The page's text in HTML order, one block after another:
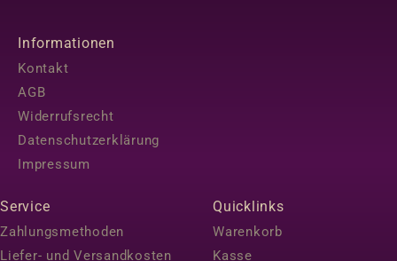
Informationen
Kontakt
AGB
Widerrufsrecht
Datenschutzerklärung
Impressum
Service
Zahlungsmethoden
Liefer- und Versandkosten
Quicklinks
Warenkorb
Kasse